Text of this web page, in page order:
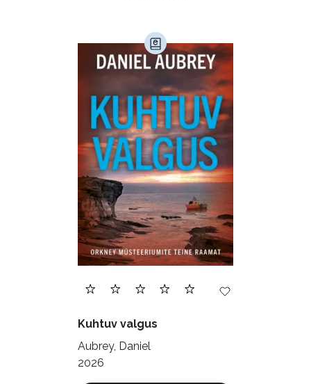
Armastusromaanid (294)
Audioperioodika
Biograafiad (229)
Eesti kirjandus (1776)
Ettevõtlus (30)
Filoloogia (121)
Filosoofia (148)
Geograafia (65)
Haridus (20)
Ilukirjandus (4255)
Krimi ja põnevik (1286)
Kultuur ja teadus (45)
Kuhtuv valgus
Aubrey, Daniel
2026